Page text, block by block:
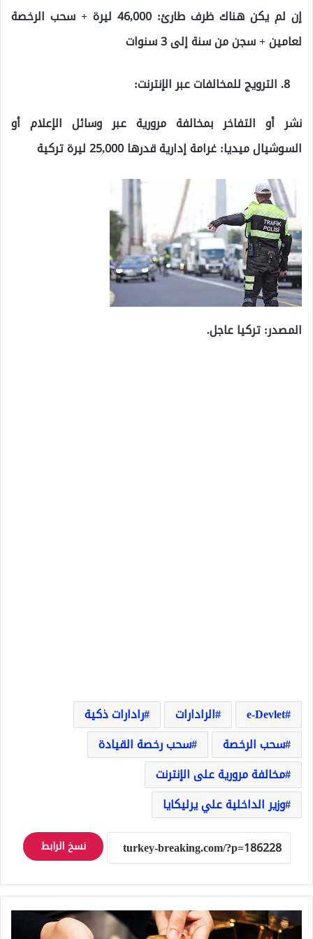
إن لم يكن هناك ظرف طارئ: 46,000 ليرة + سحب الرخصة
لعامين + سجن من سنة إلى 3 سنوات
الترويج للمخالفات عبر الإنترنت:
نشر أو التفاخر بمخالفة مرورية عبر وسائل الإعلام أو
السوشيال ميديا: غرامة إدارية قدرها 25,000 ليرة تركية
المصدر: تركيا عاجل.
e-Devlet الرادارات
رادارات ذكية
سحب الرخصة
سحب رخصة القيادة
مخالفة مرورية على الإنترنت
وزير الداخلية علي يرليكايا
نسخ الرابط
الذهب
يتقلب